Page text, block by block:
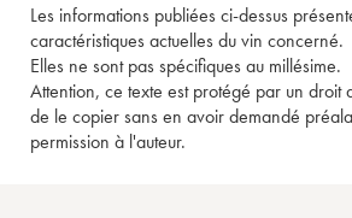
Les informations publiées ci-dessus
caractéristiques actuelles du vin concerné.
Elles ne sont pas spécifiques au millésime.
Attention, ce texte est protégé par un droit
de le copier sans en avoir demandé
permission à l'auteur.